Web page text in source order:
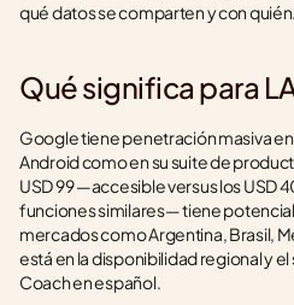
qué datos se comparten y con quién.
Qué significa para
Google tiene penetración masiva
Android como en su suite de
USD 99 —accesible versus los USD
funciones similares— tiene
mercados como Argentina, Brasil,
está en la disponibilidad regional y
Coach en español.